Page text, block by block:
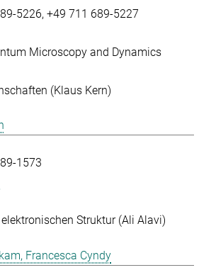
5226 +49 711 689-5227
Microscopy and Dynamics
(Klaus Kern)
1573
Struktur (Ali Alavi)
Francesca Cyndy